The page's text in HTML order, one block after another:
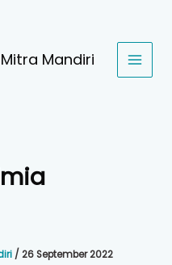
Mitra Mandiri
/ 26 September 2022